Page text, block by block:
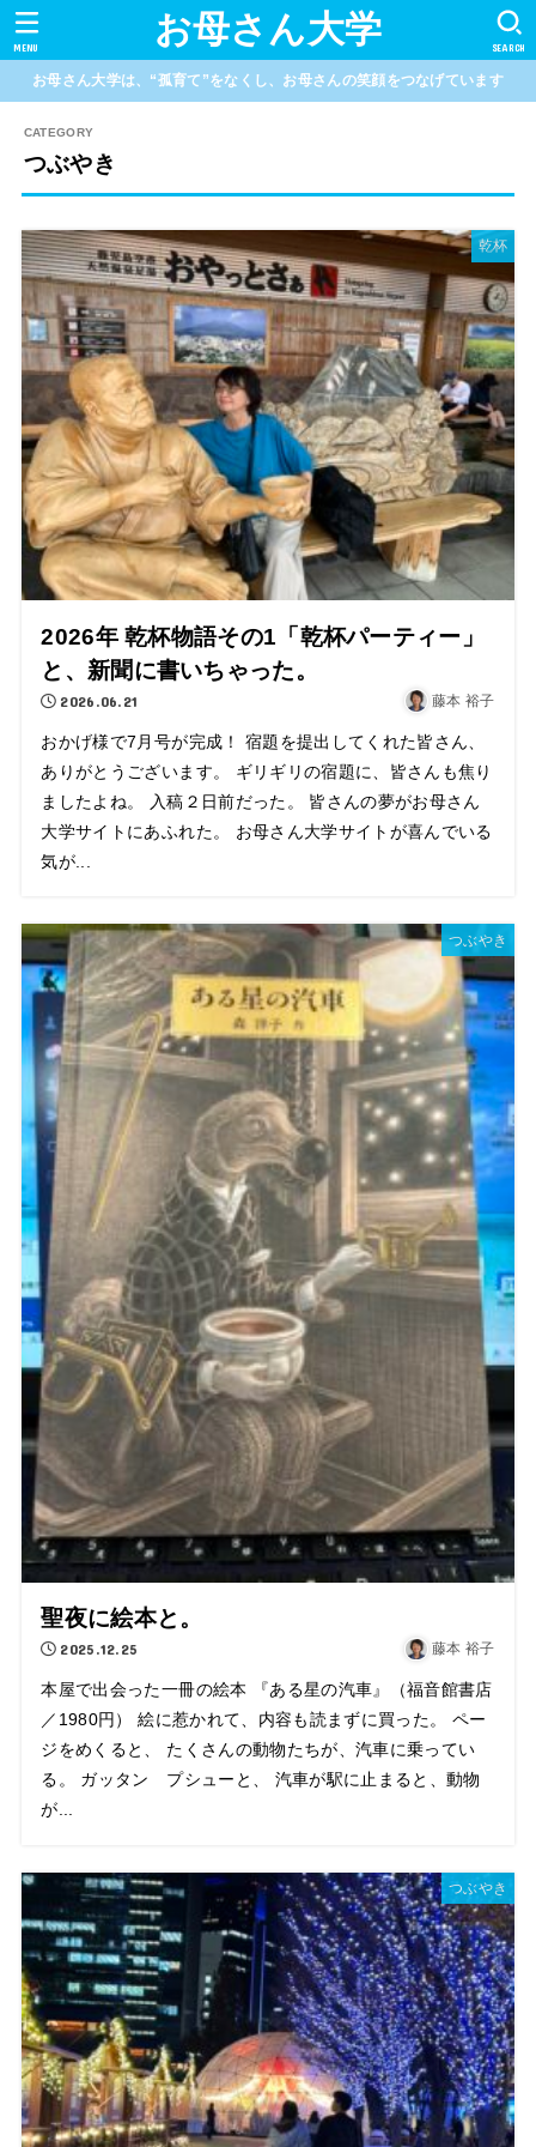
お母さん大学 SEARCH
MENU
お母さん大学は、“孤育て”をなくし、お母さんの笑顔をつなげています
つぶやき
乾杯
2026年 乾杯物語その1「乾杯パーティー」
と、新聞に書いちゃった。
2026.06.21 藤本 裕子
おかげ様で7月号が完成！ 宿題を提出してくれた皆さん、
ありがとうございます。 ギリギリの宿題に、皆さんも焦り
ましたよね。 入稿２日前だった。 皆さんの夢がお母さん
大学サイトにあふれた。 お母さん大学サイトが喜んでいる
気が...
つぶやき
聖夜に絵本と。
2025.12.25 藤本 裕子
本屋で出会った一冊の絵本 『ある星の汽車』（福音館書店
／1980円） 絵に惹かれて、内容も読まずに買った。 ペー
ジをめくると、 たくさんの動物たちが、汽車に乗ってい
る。 ガッタン プシューと、 汽車が駅に止まると、動物
が...
つぶやき